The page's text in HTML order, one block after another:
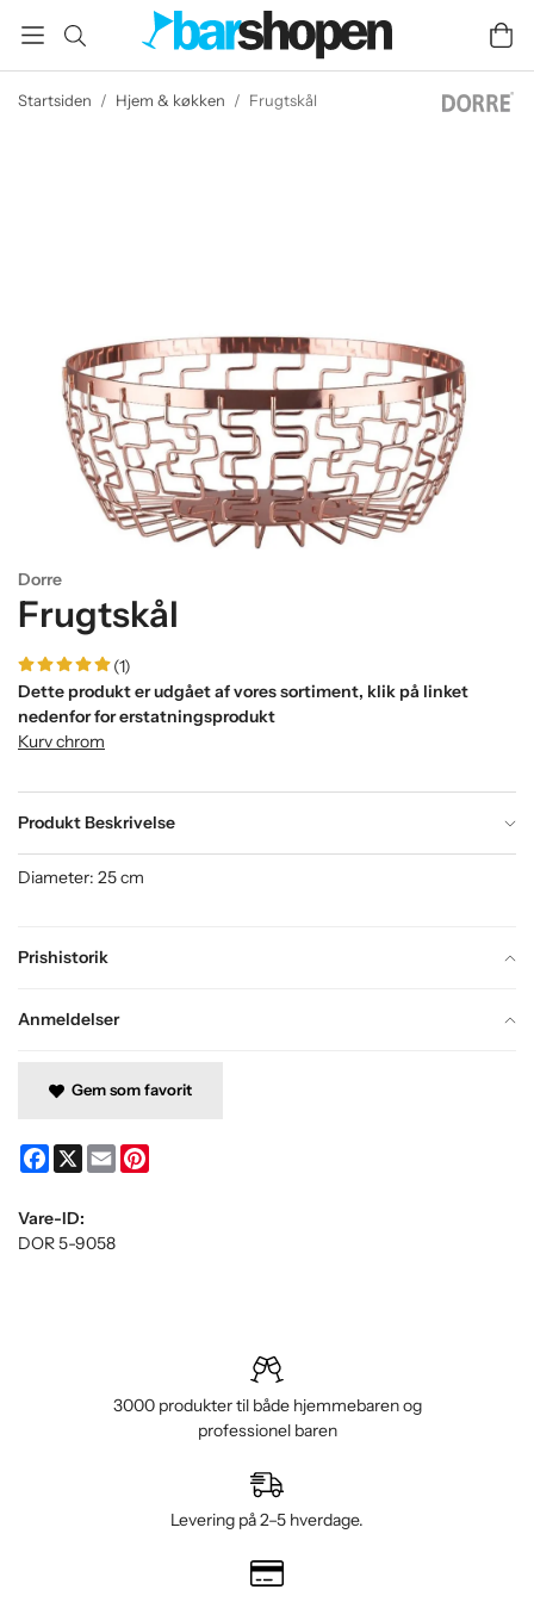
Startsiden / Hjem & køkken / Frugtskål
Dorre
Frugtskål
(1)
Dette produkt er udgået af vores sortiment, klik på linket
nedenfor for erstatningsprodukt
Kurv chrom
Produkt Beskrivelse
Prishistorik
Anmeldelser
Diameter: 25 cm
Gem som favorit
Facebook
X Email
Vare-ID:
DOR 5-9058
3000 produkter til både hjemmebaren og
professionel baren
Levering på 2–5 hverdage.